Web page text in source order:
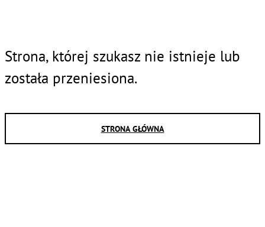
Strona, której szukasz nie istnieje lub
została przeniesiona.
STRONA GŁÓWNA